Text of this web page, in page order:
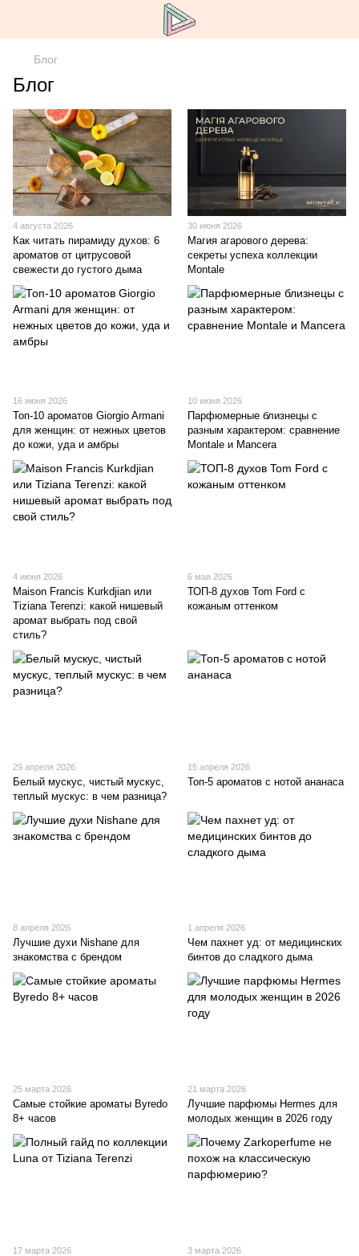
Блог
Блог
4 августа 2026
Как читать пирамиду духов: 6
ароматов от цитрусовой
свежести до густого дыма
30 июня 2026
Магия агарового дерева:
секреты успеха коллекции
Montale
16 июня 2026
Топ-10 ароматов Giorgio Armani
для женщин: от нежных цветов
до кожи, уда и амбры
10 июня 2026
Парфюмерные близнецы с
разным характером: сравнение
Montale и Mancera
4 июня 2026
Maison Francis Kurkdjian или
Tiziana Terenzi: какой нишевый
аромат выбрать под свой
стиль?
6 мая 2026
ТОП-8 духов Tom Ford с
кожаным оттенком
29 апреля 2026
Белый мускус, чистый мускус,
теплый мускус: в чем разница?
15 апреля 2026
Топ-5 ароматов с нотой ананаса
8 апреля 2026
Лучшие духи Nishane для
знакомства с брендом
1 апреля 2026
Чем пахнет уд: от медицинских
бинтов до сладкого дыма
25 марта 2026
Самые стойкие ароматы Byredo
8+ часов
21 марта 2026
Лучшие парфюмы Hermes для
молодых женщин в 2026 году
17 марта 2026 3 марта 2026